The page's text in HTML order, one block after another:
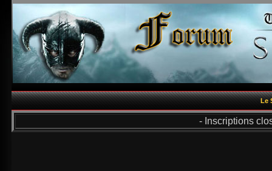
Le
- Inscriptions